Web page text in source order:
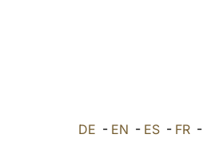
DE - EN - ES- FR-